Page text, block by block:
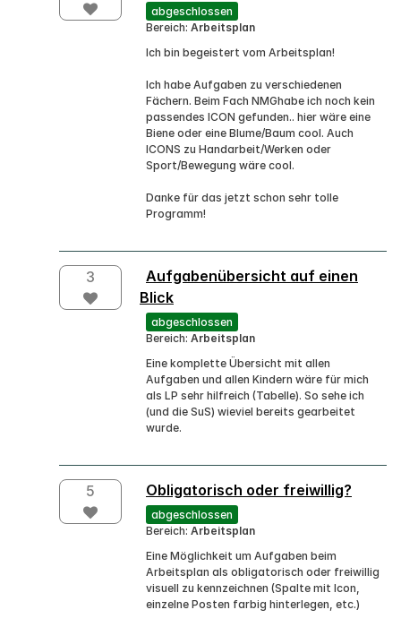
abgeschlossen
Bereich: Arbeitsplan
Ich bin begeistert vom Arbeitsplan!
Ich habe Aufgaben zu verschiedenen
Fächern. Beim Fach NMGhabe ich noch kein
passendes ICON gefunden.. hier wäre eine
Biene oder eine Blume/Baum cool. Auch
ICONS zu Handarbeit/Werken oder
Sport/Bewegung wäre cool.
Danke für das jetzt schon sehr tolle
Programm!
3
Aufgabenübersicht auf einen
Blick
abgeschlossen
Bereich: Arbeitsplan
Eine komplette Übersicht mit allen
Aufgaben und allen Kindern wäre für mich
als LP sehr hilfreich (Tabelle). So sehe ich
(und die SuS) wieviel bereits gearbeitet
wurde.
5 Obligatorisch oder freiwillig?
abgeschlossen
Bereich: Arbeitsplan
Eine Möglichkeit um Aufgaben beim
Arbeitsplan als obligatorisch oder freiwillig
visuell zu kennzeichnen (Spalte mit Icon,
einzelne Posten farbig hinterlegen, etc.)